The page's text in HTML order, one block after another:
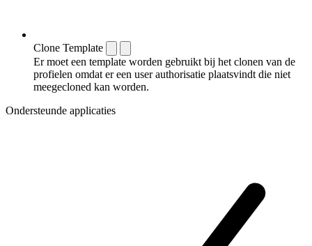
Clone Template
Er moet een template worden gebruikt bij het clonen van de
profielen omdat er een user authorisatie plaatsvindt die niet
meegecloned kan worden.
Ondersteunde applicaties